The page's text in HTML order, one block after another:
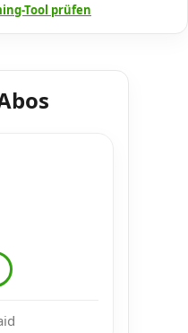
Tool prüfen